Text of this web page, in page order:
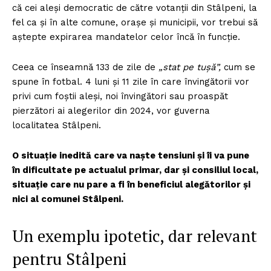
că cei aleși democratic de către votanții din Stâlpeni, la
fel ca și în alte comune, orașe și municipii, vor trebui să
aștepte expirarea mandatelor celor încă în funcție.
Ceea ce înseamnă 133 de zile de „stat pe tușă”, cum se
spune în fotbal. 4 luni și 11 zile în care învingătorii vor
privi cum foștii aleși, noi învingători sau proaspăt
pierzători ai alegerilor din 2024, vor guverna
localitatea Stâlpeni.
O situație inedită care va naște tensiuni și îi va pune
în dificultate pe actualul primar, dar și consiliul local,
situație care nu pare a fi în beneficiul alegătorilor și
nici al comunei Stâlpeni.
Un exemplu ipotetic, dar relevant
pentru Stâlpeni